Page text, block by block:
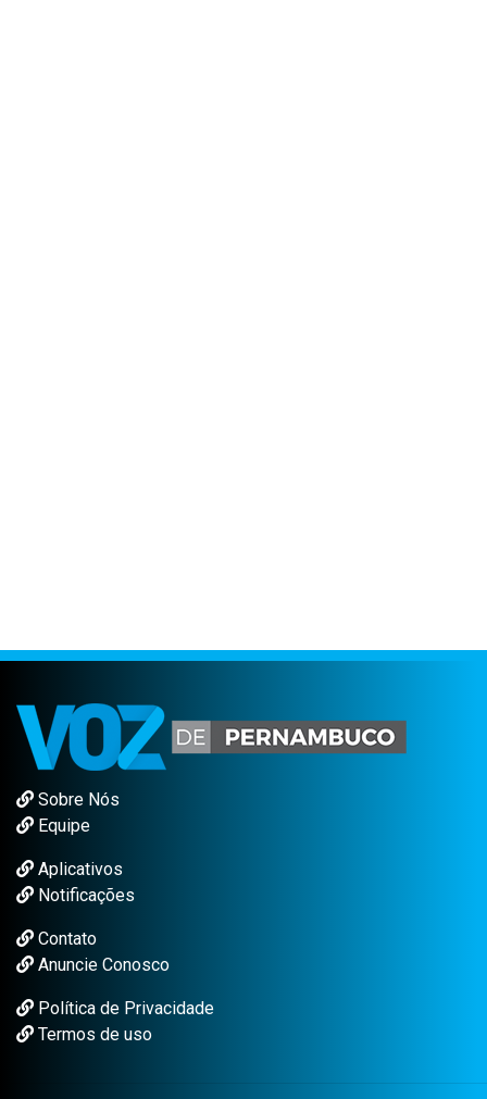
Sobre Nós
Equipe
Aplicativos
Notificações
Contato
Anuncie Conosco
Política de Privacidade
Termos de uso